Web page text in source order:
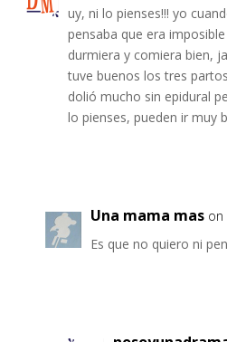
uy, ni lo pienses!!! yo
pensaba que era
durmiera y comiera bien,
tuve buenos los tres
dolió mucho sin epidural
lo pienses, pueden ir muy
Una mama mas on
Es que no quiero ni